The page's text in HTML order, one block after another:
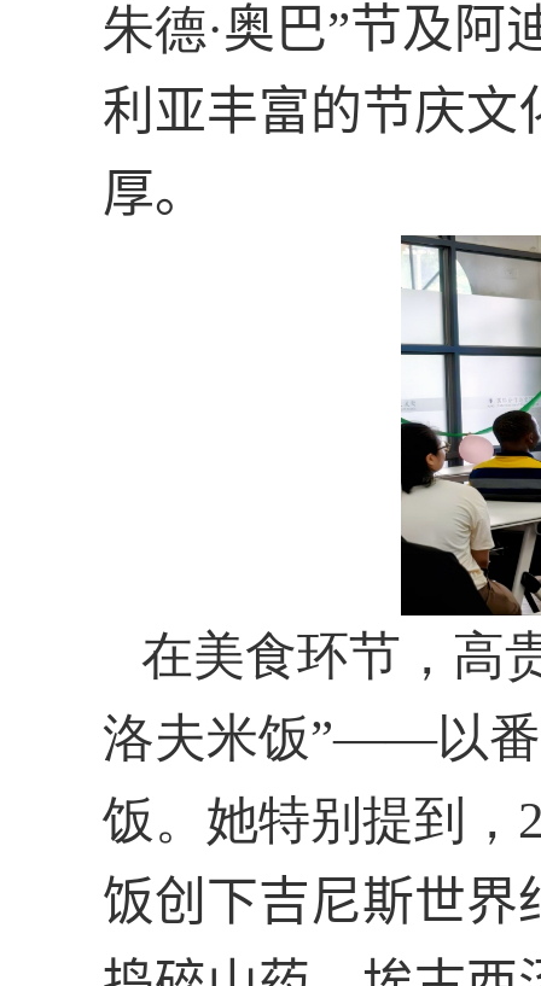
朱德·奥巴”节及阿
利亚丰富的节庆文
厚。
在美食环节，高
洛夫米饭”——以番
饭。她特别提到，
饭创下吉尼斯世界